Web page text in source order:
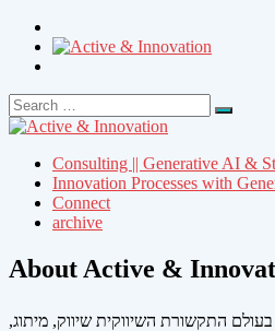
Search
for:
Search
Consulting || Generative AI &
Innovation Processes with
Connect
archive
About Active &
התקשורת השיווקית שיווק, מיתוג,